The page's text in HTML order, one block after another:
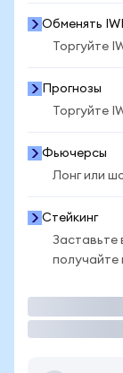
Обменять
Торгуйте
Прогнозы
Торгуйте
Фьючерсы
Лонг или
Стейкинг
Заставьте
получайте